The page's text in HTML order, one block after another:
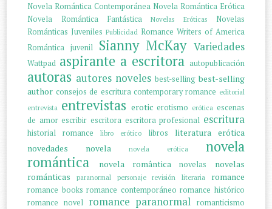
Novela Romántica Contemporánea Novela Romántica Erótica
Novela Romántica Fantástica
Novelas Eróticas
Novelas
Románticas Juveniles Publicidad Romance Writers of America
Romántica juvenil
Sianny McKay Variedades
Wattpad aspirante a escritora autopublicación
autoras autores noveles best-selling best-selling
author consejos de escritura contemporary romance editorial
entrevista entrevistas erotic erotismo erótica escenas
de amor escribir escritora escritora profesional escritura
historial romance libro erótico libros
literatura erótica
novedades
novela novela erótica
novela
romántica
novela romântica novelas
novelas
románticas
paranormal personaje revisión literaria romance
romance books romance contemporáneo romance histórico
romance novel romance paranormal romanticismo